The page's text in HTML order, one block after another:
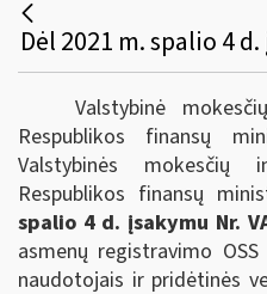
Valstybinė
Respublikos finansų
Valstybinės mokesčių
Respublikos finansų
spalio 4 d. įsakymu Nr.
asmenų registravimo
naudotojais ir pridėtinės